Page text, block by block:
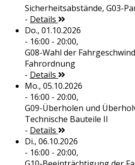
Sicherheitsabstände, G03-
- Details
Do., 01.10.2026
- 16:00 - 20:00,
G08-Wahl der
Fahrordnung
- Details
Mo., 05.10.2026
- 16:00 - 20:00,
G09-Überholen und
Technische Bauteile II
- Details
Di., 06.10.2026
- 16:00 - 20:00,